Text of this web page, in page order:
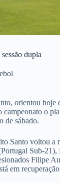
dupla
orientou hoje
o
de sábado.
Santo voltou a
Sub-21),
Filipe
em